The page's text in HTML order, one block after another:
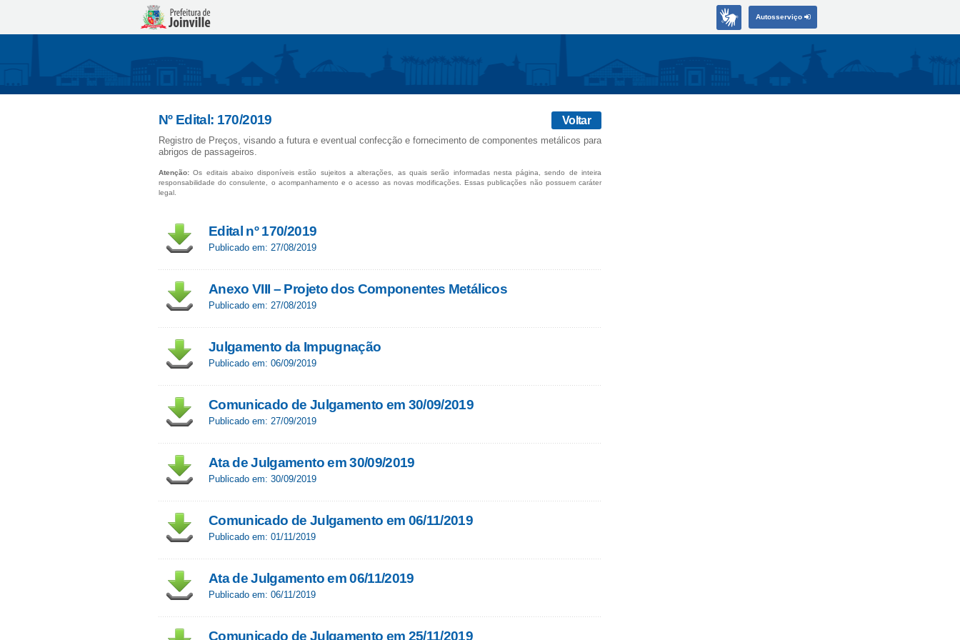
Autosserviço
Nº Edital: 170/2019 Voltar
Registro de Preços, visando a futura e eventual confecção e fornecimento de componentes metálicos para
abrigos de passageiros.
Atenção: Os editais abaixo disponíveis estão sujeitos a alterações, as quais serão informadas nesta página, sendo de inteira
responsabilidade do consulente, o acompanhamento e o acesso as novas modificações. Essas publicações não possuem caráter
legal.
Edital nº 170/2019
Publicado em: 27/08/2019
Anexo VIII – Projeto dos Componentes Metálicos
Publicado em: 27/08/2019
Julgamento da Impugnação
Publicado em: 06/09/2019
Comunicado de Julgamento em 30/09/2019
Publicado em: 27/09/2019
Ata de Julgamento em 30/09/2019
Publicado em: 30/09/2019
Comunicado de Julgamento em 06/11/2019
Publicado em: 01/11/2019
Ata de Julgamento em 06/11/2019
Publicado em: 06/11/2019
Comunicado de Julgamento em 25/11/2019